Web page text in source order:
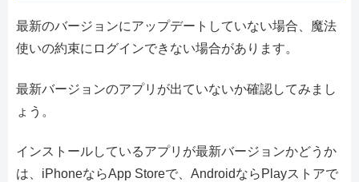
最新のバージョンにアップデートしていない場合、魔法
使いの約束にログインできない場合があります。
最新バージョンのアプリが出ていないか確認してみまし
ょう。
インストールしているアプリが最新バージョンかどうか
は、iPhoneならApp Storeで、AndroidならPlayストアで